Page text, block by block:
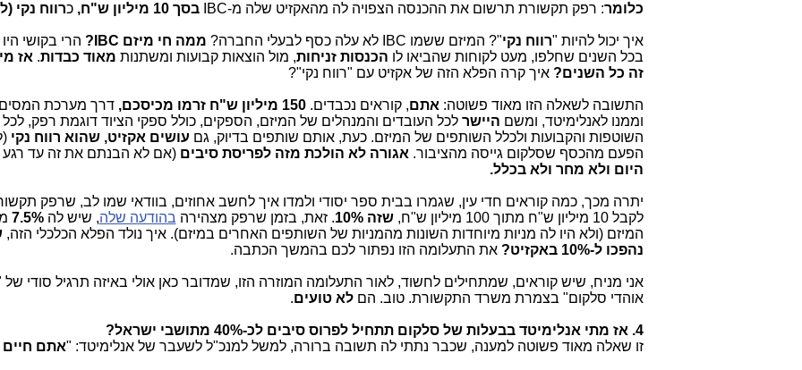
כלומר: רפק תקשורת תרשום את ההכנסה הצפויה לה מהאקזיט שלה מ-IBC בסך 10 מיליון ש"ח, כרווח נקי
איך יכול להיות "רווח נקי"? המיזם ששמו IBC לא עלה כסף לבעלי החברה? ממה חי מיזם IBC?
הרי בקושי
בכל השנים שחלפו, מעט לקוחות שהביאו לו הכנסות זניחות, מול הוצאות קבועות ומשתנות מאוד כבדות. אז
זה כל השנים? איך קרה הפלא הזה של אקזיט עם "רווח נקי"?
התשובה לשאלה הזו מאוד פשוטה: אתם, קוראים נכבדים.150 מיליון ש"ח זרמו מכיסכם,
דרך מערכת המסים
וממנו לאנלימיטד, ומשם היישרלכל העובדים והמנהלים של המיזם, הספקים, כולל ספקי הציוד דוגמת רפק,
השוטפות והקבועות ולכלל השותפים של המיזם. כעת, אותם שותפים בדיוק, גם עושים אקזיט, שהוא רווח נקי
הפעם מהכסף שסלקום גייסה מהציבור. אגורה לא הולכת מזה לפריסת סיבים (אם לא הבנתם את זה עד
היום ולא מחר ולא בכלל.
יתרה מכך, כמה קוראים חדי עין, שגמרו בבית ספר יסודי ולמדו איך לחשב אחוזים, בוודאי שמו לב, שרפק
לקבל 10 מיליון ש"ח מתוך 100 מיליון ש"ח,
שזה 10% . זאת, בזמן שרפק מצהירה בהודעה שלה, שיש לה7.5%
המיזם (ולא היו לה מניות מיוחדות השונות מהמניות של השותפים האחרים במיזם). איך נולד הפלא הכלכלי הזה,
נהפכו ל-10% באקזיט?
את התעלומה הזו נפתור לכם בהמשך הכתבה.
אני מניח, שיש קוראים, שמתחילים לחשוד, לאור התעלומה המוזרה הזו, שמדובר כאן אולי באיזה תרגיל סודי של
אוהדי סלקום" בצמרת משרד התקשורת. טוב. הםלא טועים.
4. אז מתי אנלימיטד בבעלות של סלקום תתחיל לפרוס סיבים לכ-40% מתושבי ישראל?
זו שאלה מאוד פשוטה למענה, שכבר נתתי לה תשובה ברורה, למשל למנכ"ל לשעבר של אנלימיטד: "אתם